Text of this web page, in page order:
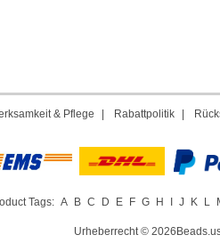
& Pflege Rabattpolitik
Tags: A B C D E F G H J K L
Urheberrecht ©